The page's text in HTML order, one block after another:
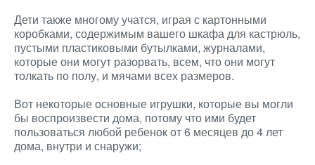
Дети также многому учатся, играя с картонными
коробками, содержимым вашего шкафа для кастрюль,
пустыми пластиковыми бутылками, журналами,
которые они могут разорвать, всем, что они могут
толкать по полу, и мячами всех размеров.
Вот некоторые основные игрушки, которые вы могли
бы воспроизвести дома, потому что ими будет
пользоваться любой ребенок от 6 месяцев до 4 лет
дома, внутри и снаружи;